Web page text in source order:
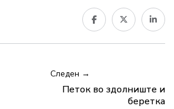
Следен →
Петок во здолниште и
беретка